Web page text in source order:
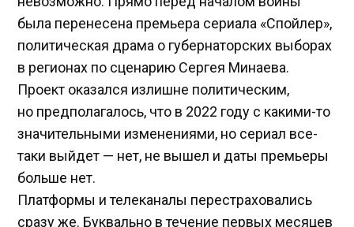
была перенесена премьера сериала «Спойлер»,
политическая драма о губернаторских выборах
в регионах по сценарию Сергея Минаева.
Проект оказался излишне политическим,
но предполагалось, что в 2022 году с какими-то
значительными изменениями, но сериал все-
таки выйдет — нет, не вышел и даты премьеры
больше нет.
Платформы и телеканалы перестраховались
сразу же. Буквально в течение первых месяцев